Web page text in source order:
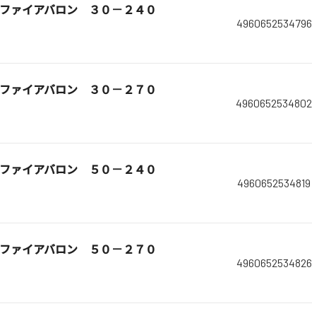
ファイアバロン ３０－２４０
4960652534796
ファイアバロン ３０－２７０
4960652534802
ファイアバロン ５０－２４０
4960652534819
ファイアバロン ５０－２７０
4960652534826